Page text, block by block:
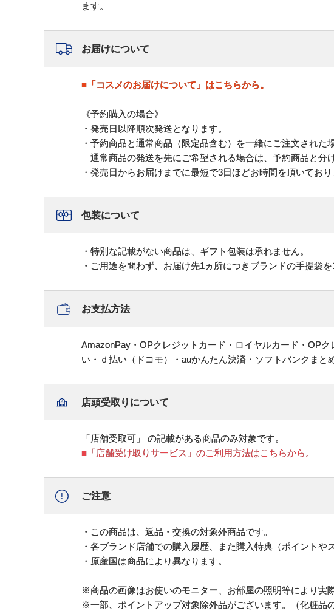
ます。
お届けについて
■「コスメのお届けについて」はこちらから。
《予約購入の場合》
・発売日以降順次発送となります。
・予約商品と通常商品（限定品含む）を一緒にご注文され
通常商品の発送を先にご希望される場合は、予約商品と分
・発売日からお届けまでに最短で3日ほどお時間を頂いており
包装について
・特別な記載がない商品は、ギフト包装は承れません。
・ご用途を問わず、お届け先1ヵ所につきブランドの手提袋を
お支払方法
AmazonPay・OPクレジットカード・ロイヤルカード・OP
い・ｄ払い（ドコモ）・auかんたん決済・ソフトバンクま
店頭受取りについて
「店舗受取可」 の記載がある商品のみ対象です。
■「店舗受け取りサービス」のご利用方法はこちらから。
ご注意
・この商品は、返品・交換の対象外商品です。
・各ブランド店舗での購入履歴、また購入特典（ポイントや
・原産国は商品により異なります。
※商品の画像はお使いのモニター、お部屋の照明等により実
※一部、ポイントアップ対象除外品がございます。（化粧品